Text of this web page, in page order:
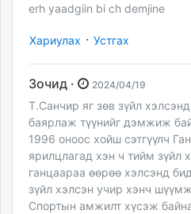
erh yaadgiin bi ch demjine
Хариулах · Устгах
Зочид · 2024/04/19
Т.Санчир яг зөв зүйл
баярлаж түүнийг дэмжиж
1996 оноос хойш сэтгүүлч
ярилцлагад хэн ч тийм зүйл
ганцаараа өөрөө хэлсэнд
зүйл хэлсэн учир хэнч
Спортын амжилт хүсэж